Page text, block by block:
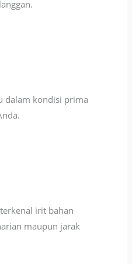
dalam kondisi prima
irit bahan
maupun jarak